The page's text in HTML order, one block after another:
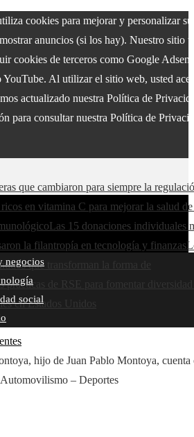
cookies para mejorar y personalizar su
anuncios (si los hay). Nuestro sitio
cookies de terceros como Google
Al utilizar el sitio web, usted
actualizado nuestra Política de
para consultar nuestra Política de
que cambiaron para siempre la
en vitamina C para mejorar la salud
Las 15 donaciones individuales
la filantropía en tecnología y finanzas
que transforman la forma de
prácticas de RSE para fomentar
en Estados Unidos
negocios
social
hijo de Juan Pablo Montoya, cuenta
– Deportes